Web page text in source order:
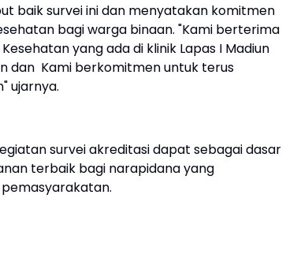
baik survei ini dan menyatakan komitmen
bagi warga binaan. "Kami berterima
yang ada di klinik Lapas I Madiun
dan Kami berkomitmen untuk terus
ujarnya.
survei akreditasi dapat sebagai dasar
terbaik bagi narapidana yang